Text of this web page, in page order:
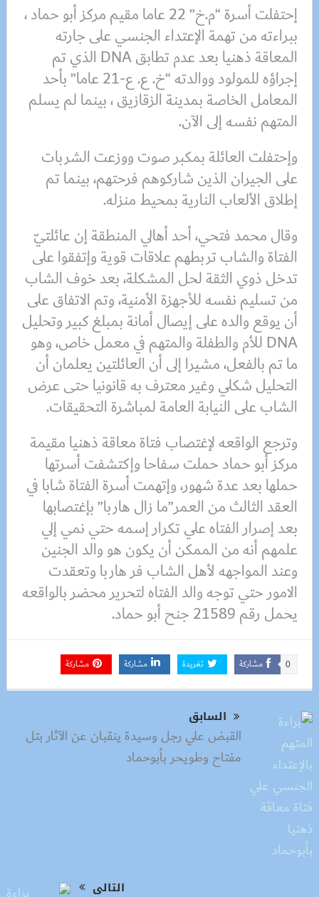
إحتفلت أسرة “م.خ” 22 عاما مقيم مركز أبو حماد ،
ببراءته من تهمة الإعتداء الجنسي على جارته
المعاقة ذهنيا بعد عدم تطابق DNA الذي تم
إجراؤه للمولود ووالدته “خ. ع. ع-21 عاما” بأحد
المعامل الخاصة بمدينة الزقازيق ، بينما لم يسلم
المتهم نفسه إلى الآن.
وإحتفلت العائلة بمكبر صوت ووزعت الشربات
على الجيران الذين شاركوهم فرحتهم، بينما تم
إطلاق الألعاب النارية بمحيط منزله.
وقال محمد فتحي، أحد أهالي المنطقة إن عائلتيّ
الفتاة والشاب تربطهم علاقات قوية وإتفقوا على
تدخل ذوي الثقة لحل المشكلة، بعد خوف الشاب
من تسليم نفسه للأجهزة الأمنية، وتم الاتفاق على
أن يوقع والده على إيصال أمانة بمبلغ كبير وتحليل
DNA للأم والطفلة والمتهم في معمل خاص، وهو
ما تم بالفعل، مشيرا إلى أن العائلتين يعلمان أن
التحليل شكلي وغير معترف به قانونيا حتى عرض
الشاب على النيابة العامة لمباشرة التحقيقات.
وترجع الواقعه لإغتصاب فتاة معاقة ذهنيا مقيمة
مركز أبو حماد حملت سفاحا وإكتشفت أسرتها
حملها بعد عدة شهور، وإتهمت أسرة الفتاة شابا في
العقد الثالث من العمر”ما زال هاربا” بإغتصابها
بعد إصرار الفتاه علي تكرار إسمه حتي نمي إلي
علمهم أنه من الممكن أن يكون هو والد الجنين
وعند المواجهه لأهل الشاب فر هاربا وتعقدت
الامور حتي توجه والد الفتاه لتحرير محضر بالواقعه
يحمل رقم 21589 جنح أبو حماد.
مشاركة 0 تغريدة مشاركة مشاركة
السابق
القبض علي رجل وسيدة ينقبان عن الآثار بتل
مفتاح وطويحر بأبوحماد
التالى